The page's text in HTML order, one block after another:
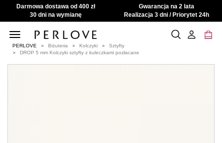
Darmowa dostawa od 400 zł
Gwarancja na 2 lata
30 dni na wymianę
Realizacja 3 dni / Priorytet 24h
Toggle
navigation
PERLOVE Biżuteria Kolczyki
Sztyfty
DROP 5 mm Kolczyki sztyfty z kuleczkami pozłacane